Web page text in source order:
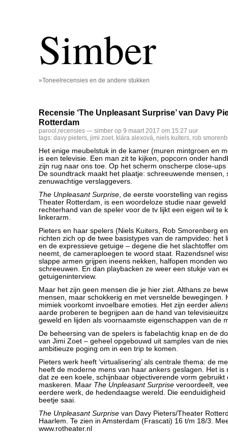
Simber
»Toneelrecensies en de andere stukken
Recensie ‘The Unpleasant Surprise’ van Davy
Rotterdam
parool ,recensies — simber op 9 maart 2017 om 15:27 uur
tags: davy pieters, jimi zoet, klára alexová, niels kuiters, rob
Het enige meubelstuk in de kamer (muren mintgroen en
is een televisie. Een man zit te kijken, popcorn onder
zijn rug naar ons toe. Op het scherm onscherpe close-
De soundtrack maakt het plaatje: schreeuwende mensen,
zenuwachtige verslaggevers.
The Unpleasant Surprise, de eerste voorstelling van
Theater Rotterdam, is een woordeloze studie naar geweld
rechterhand van de speler voor de tv lijkt een eigen wil te
linkerarm.
Pieters en haar spelers (Niels Kuiters, Rob Smorenberg
richten zich op de twee basistypes van de rampvideo: het
en de expressieve getuige – degene die het slachtoffer
neemt, de cameraploegen te woord staat. Razendsnel
slappe armen grijpen ineens nekken, halfopen monden
schreeuwen. En dan playbacken ze weer een stukje van
getuigeninterview.
Maar het zijn geen mensen die je hier ziet. Althans ze
mensen, maar schokkerig en met versnelde bewegingen.
mimiek voorkomt invoelbare emoties. Het zijn eerder
aarde proberen te begrijpen aan de hand van
geweld en lijden als voornaamste eigenschappen van de
De beheersing van de spelers is fabelachtig knap en de
van Jimi Zoet – geheel opgebouwd uit samples van de
ambitieuze poging om in een trip te komen.
Pieters werk heeft ‘virtualisering’ als centrale thema: de
heeft de moderne mens van haar ankers geslagen. Het is
dat ze een koele, schijnbaar objectiverende vorm gebruikt
maskeren. Maar The Unpleasant Surprise veroordeelt,
eerdere werk, de hedendaagse wereld. Die eenduidigheid
beetje saai.
The Unpleasant Surprise van Davy Pieters/Theater
Haarlem. Te zien in Amsterdam (Frascati) 16 t/m 18/3.
www.rotheater.nl